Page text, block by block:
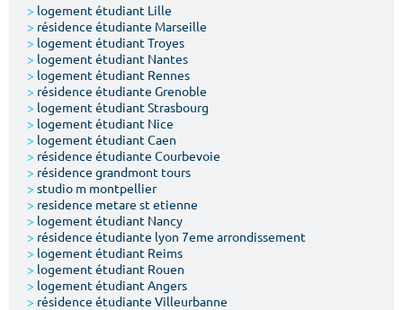
> logement étudiant Lille
> résidence étudiante Marseille
> logement étudiant Troyes
> logement étudiant Nantes
> logement étudiant Rennes
> résidence étudiante Grenoble
> logement étudiant Strasbourg
> logement étudiant Nice
> logement étudiant Caen
> résidence étudiante Courbevoie
> résidence grandmont tours
> studio m montpellier
> residence metare st etienne
> logement étudiant Nancy
> résidence étudiante lyon 7eme arrondissement
> logement étudiant Reims
> logement étudiant Rouen
> logement étudiant Angers
> résidence étudiante Villeurbanne